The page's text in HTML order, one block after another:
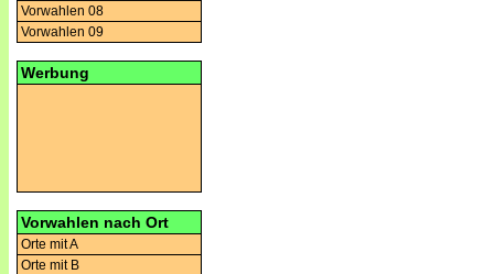
Vorwahlen 08
Vorwahlen 09
Werbung
Vorwahlen nach Ort
Orte mit A
Orte mit B